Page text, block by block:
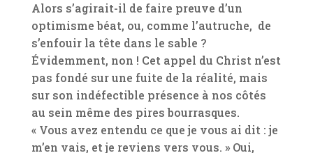
Alors s’agirait-il de faire preuve d’un
optimisme béat, ou, comme l’autruche, de
s’enfouir la tête dans le sable ?
Évidemment, non ! Cet appel du Christ n’est
pas fondé sur une fuite de la réalité, mais
sur son indéfectible présence à nos côtés
au sein même des pires bourrasques.
« Vous avez entendu ce que je vous ai dit : je
m’en vais, et je reviens vers vous. » Oui,